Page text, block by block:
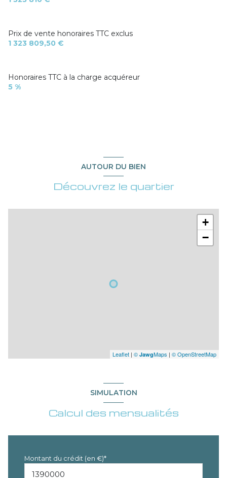
terrasse
Prix de vente honoraires TTC exclus
1 323 809,50 €
Honoraires TTC à la charge acquéreur
5 %
AUTOUR DU BIEN
Découvrez le quartier
+
−
Leaflet | © JawgMaps | © OpenStreetMap
SIMULATION
Calcul des mensualités
Montant du crédit (en €)*